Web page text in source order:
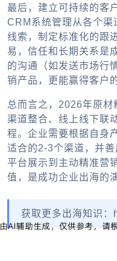
最后，建立可持续的客
CRM系统管理从各个渠
线索，制定标准化的跟
易，信任和长期关系是
的沟通（如发送市场行
销产品，更能赢得客户
总而言之，2026年原材
渠道整合、线上线下联
程。企业需要根据自身
适合的2-3个渠道，并
平台展示到主动精准营
值，是成功企业出海的
获取更多出海知识